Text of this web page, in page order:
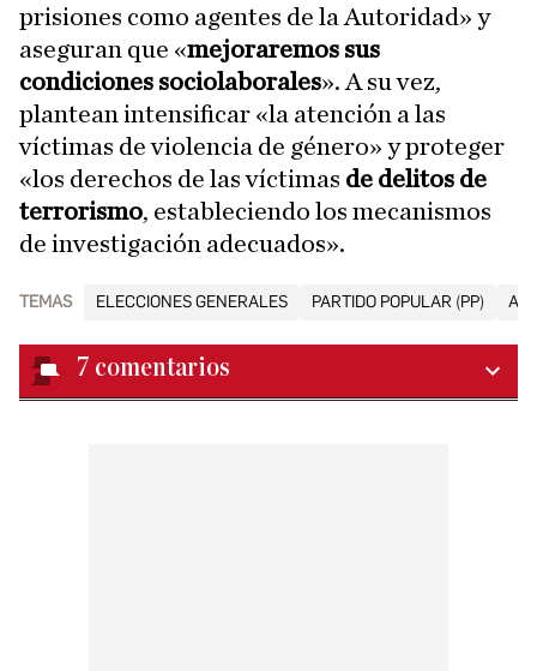
prisiones como agentes de la Autoridad» y
aseguran que «mejoraremos sus
condiciones sociolaborales». A su vez,
plantean intensificar «la atención a las
víctimas de violencia de género» y proteger
«los derechos de las víctimas de delitos de
terrorismo, estableciendo los mecanismos
de investigación adecuados».
TEMAS ELECCIONES GENERALES PARTIDO POPULAR (PP)
7 comentarios